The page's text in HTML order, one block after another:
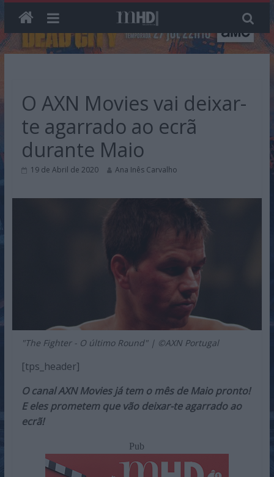
O AXN Movies vai deixar-
te agarrado ao ecrã
durante Maio
19 de Abril de 2020 Ana Inês Carvalho
"The Fighter - O último Round" | ©AXN Portugal
[tps_header]
O canal AXN Movies já tem o mês de Maio pronto!
E eles prometem que vão deixar-te agarrado ao
ecrã!
Pub